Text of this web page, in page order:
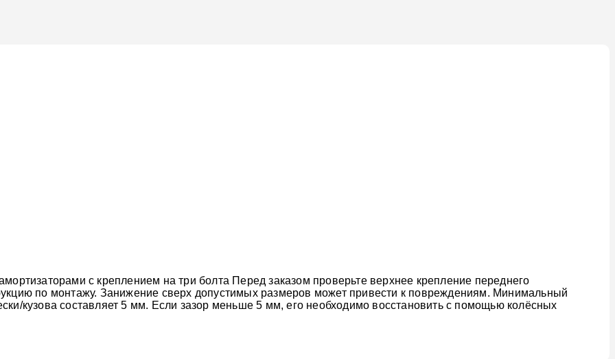
с креплением на три болта Перед заказом проверьте верхнее крепление переднего
по монтажу. Занижение сверх допустимых размеров может привести к повреждениям. Минимальный
кузова составляет 5 мм. Если зазор меньше 5 мм, его необходимо восстановить с помощью колёсных